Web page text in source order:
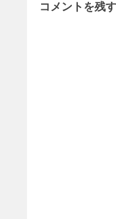
コメントを残す